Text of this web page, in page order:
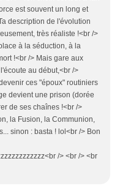
est souvent un long et
description de l'évolution
très réaliste !<br />
à la séduction, à la
!<br /> Mais gare aux
au début,<br />
ces "époux" routiniers
devient une prison (dorée
de ses chaînes !<br />
la Fusion, la Communion,
sinon : basta ! lol<br /> Bon
/> <br /> <br